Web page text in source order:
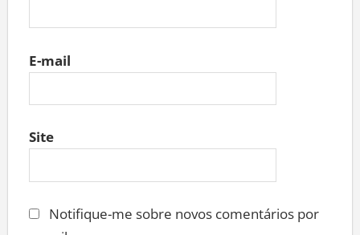
E-mail
Site
Notifique-me sobre novos comentários por